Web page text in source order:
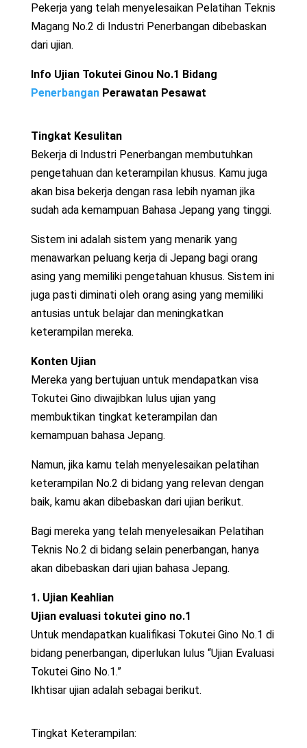
Pekerja yang telah menyelesaikan Pelatihan Teknis
Magang No.2 di Industri Penerbangan dibebaskan
dari ujian.
Info Ujian Tokutei Ginou No.1 Bidang
PenerbanganPerawatan Pesawat
Tingkat Kesulitan
Bekerja di Industri Penerbangan membutuhkan
pengetahuan dan keterampilan khusus. Kamu juga
akan bisa bekerja dengan rasa lebih nyaman jika
sudah ada kemampuan Bahasa Jepang yang tinggi.
Sistem ini adalah sistem yang menarik yang
menawarkan peluang kerja di Jepang bagi orang
asing yang memiliki pengetahuan khusus. Sistem ini
juga pasti diminati oleh orang asing yang memiliki
antusias untuk belajar dan meningkatkan
keterampilan mereka.
Konten Ujian
Mereka yang bertujuan untuk mendapatkan visa
Tokutei Gino diwajibkan lulus ujian yang
membuktikan tingkat keterampilan dan
kemampuan bahasa Jepang.
Namun, jika kamu telah menyelesaikan pelatihan
keterampilan No.2 di bidang yang relevan dengan
baik, kamu akan dibebaskan dari ujian berikut.
Bagi mereka yang telah menyelesaikan Pelatihan
Teknis No.2 di bidang selain penerbangan, hanya
akan dibebaskan dari ujian bahasa Jepang.
1. Ujian Keahlian
Ujian evaluasi tokutei gino no.1
Untuk mendapatkan kualifikasi Tokutei Gino No.1 di
bidang penerbangan, diperlukan lulus “Ujian Evaluasi
Tokutei Gino No.1.”
Ikhtisar ujian adalah sebagai berikut.
Tingkat Keterampilan: